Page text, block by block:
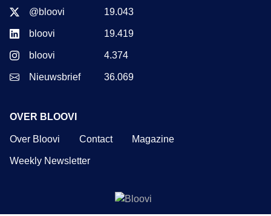
@bloovi 19.043
bloovi 19.419
bloovi 4.374
Nieuwsbrief 36.069
OVER BLOOVI
Over Bloovi Contact Magazine
Weekly Newsletter